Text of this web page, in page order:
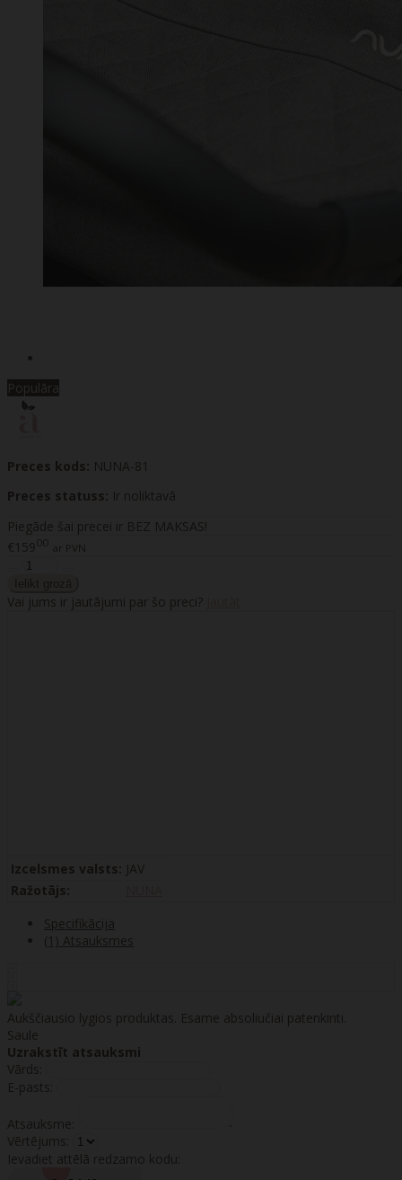
Populāra
Preces kods: NUNA-81
Preces statuss: Ir noliktavā
Piegāde šai precei ir BEZ MAKSAS!
€15900 ar PVN
Vai jums ir jautājumi par šo preci?
Izcelsmes valsts: JAV
Ražotājs:
Specifikācija
(1) Atsauksmes
Aukščiausio lygios produktas. Esame absoliučiai patenkinti.
Saule
Uzrakstīt atsauksmi
Vārds:
E-pasts:
Atsauksme:
Vērtējums:
Ievadiet attēlā redzamo kodu: